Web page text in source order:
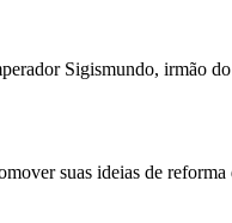
Sigismundo, irmão
suas ideias de